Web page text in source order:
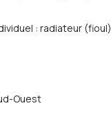
: radiateur (fioul)
Ouest